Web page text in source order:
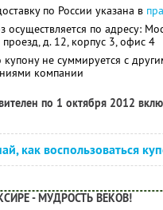
по России указана в
осуществляется по адресу:
д. 12, корпус 3, офис 4
купону не суммируется с
компании
по 1 октября 2012
как воспользоваться
- МУДРОСТЬ ВЕКОВ!